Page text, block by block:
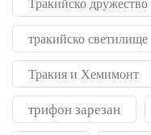
Тракийско
тракийско светилище
Тракия и Хемимонт
трифон зарезан